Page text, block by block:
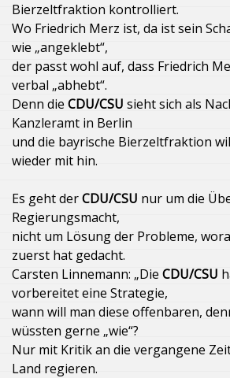
Bierzeltfraktion kontrolliert.
Wo Friedrich Merz ist, da ist sein
wie „angeklebt“,
der passt wohl auf, dass Friedrich
verbal „abhebt“.
Denn die CDU/CSU sieht sich als
Kanzleramt in Berlin
und die bayrische Bierzeltfraktion
wieder mit hin.
Es geht derCDU/CSU nur um die
Regierungsmacht,
nicht um Lösung der Probleme,
zuerst hat gedacht.
Carsten Linnemann: „Die CDU/CSU
vorbereitet eine Strategie,
wann will man diese offenbaren,
wüssten gerne „wie“?
Nur mit Kritik an die vergangene
Land regieren.